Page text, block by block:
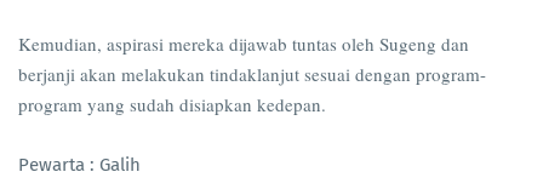
Kemudian, aspirasi mereka dijawab tuntas oleh Sugeng dan
berjanji akan melakukan tindaklanjut sesuai dengan program-
program yang sudah disiapkan kedepan.
Pewarta : Galih